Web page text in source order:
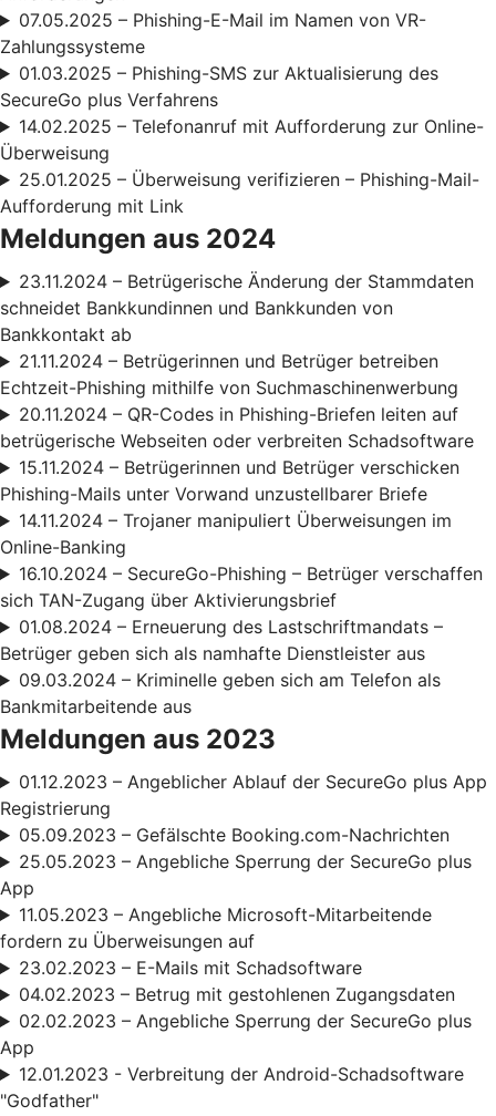
07.05.2025 – Phishing-E-Mail im Namen von VR-
Zahlungssysteme
01.03.2025 – Phishing-SMS zur Aktualisierung des
SecureGo plus Verfahrens
14.02.2025 – Telefonanruf mit Aufforderung zur Online-
Überweisung
25.01.2025 – Überweisung verifizieren – Phishing-Mail-
Aufforderung mit Link
Meldungen aus 2024
23.11.2024 – Betrügerische Änderung der Stammdaten
schneidet Bankkundinnen und Bankkunden von
Bankkontakt ab
21.11.2024 – Betrügerinnen und Betrüger betreiben
Echtzeit-Phishing mithilfe von Suchmaschinenwerbung
20.11.2024 – QR-Codes in Phishing-Briefen leiten auf
betrügerische Webseiten oder verbreiten Schadsoftware
15.11.2024 – Betrügerinnen und Betrüger verschicken
Phishing-Mails unter Vorwand unzustellbarer Briefe
14.11.2024 – Trojaner manipuliert Überweisungen im
Online-Banking
16.10.2024 – SecureGo-Phishing – Betrüger verschaffen
sich TAN-Zugang über Aktivierungsbrief
01.08.2024 – Erneuerung des Lastschriftmandats –
Betrüger geben sich als namhafte Dienstleister aus
09.03.2024 – Kriminelle geben sich am Telefon als
Bankmitarbeitende aus
Meldungen aus 2023
01.12.2023 – Angeblicher Ablauf der SecureGo plus App
Registrierung
05.09.2023 – Gefälschte Booking.com-Nachrichten
25.05.2023 – Angebliche Sperrung der SecureGo plus
App
11.05.2023 – Angebliche Microsoft-Mitarbeitende
fordern zu Überweisungen auf
23.02.2023 – E-Mails mit Schadsoftware
04.02.2023 – Betrug mit gestohlenen Zugangsdaten
02.02.2023 – Angebliche Sperrung der SecureGo plus
App
12.01.2023 - Verbreitung der Android-Schadsoftware
"Godfather"